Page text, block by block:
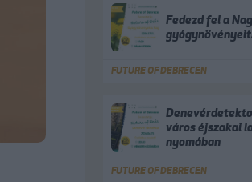
Fedezd fel a
FUTURE OF DEBRECEN
város éjszakai
nyomában
FUTURE OF DEBRECEN